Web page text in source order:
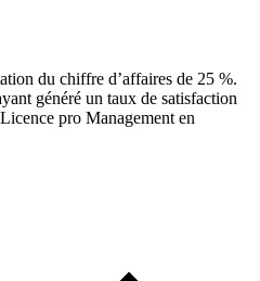
du chiffre d’affaires de 25 %.
généré un taux de satisfaction
pro Management en